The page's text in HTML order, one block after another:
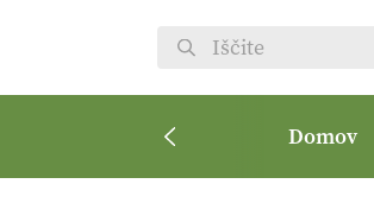
Domov